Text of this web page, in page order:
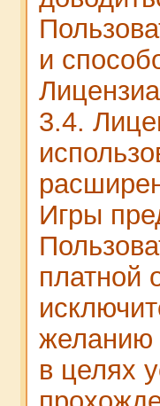
и
3.4.
Игры
платной
желанию
в целях